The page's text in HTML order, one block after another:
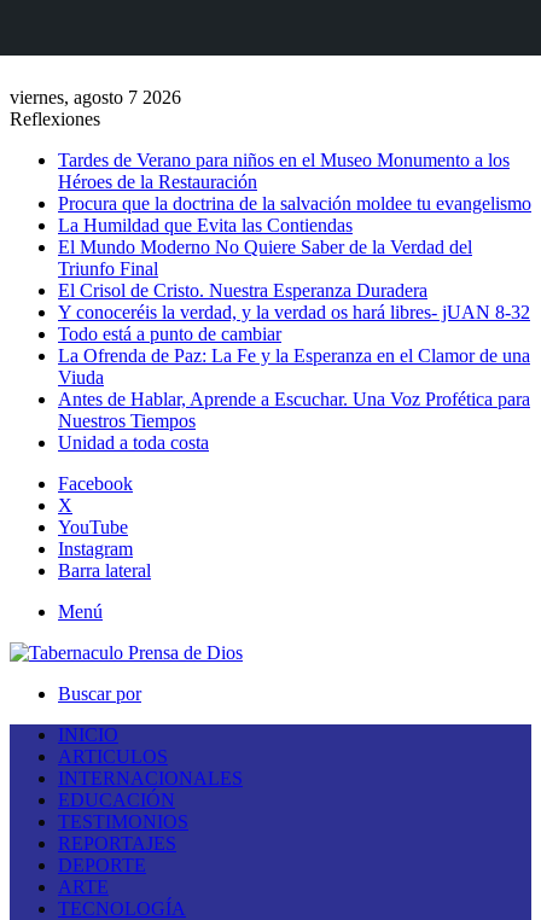
viernes, agosto 7 2026
Reflexiones
Tardes de Verano para niños en el Museo Monumento a los
Héroes de la Restauración
Procura que la doctrina de la salvación moldee tu evangelismo
La Humildad que Evita las Contiendas
El Mundo Moderno No Quiere Saber de la Verdad del
Triunfo Final
El Crisol de Cristo. Nuestra Esperanza Duradera
Y conoceréis la verdad, y la verdad os hará libres- jUAN 8-32
Todo está a punto de cambiar
La Ofrenda de Paz: La Fe y la Esperanza en el Clamor de una
Viuda
Antes de Hablar, Aprende a Escuchar. Una Voz Profética para
Nuestros Tiempos
Unidad a toda costa
Facebook
X
YouTube
Instagram
Barra lateral
Menú
Buscar por
INICIO
ARTICULOS
INTERNACIONALES
EDUCACIÓN
TESTIMONIOS
REPORTAJES
DEPORTE
ARTE
TECNOLOGÍA